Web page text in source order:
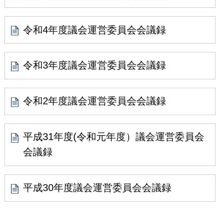
令和4年度議会運営委員会会議録
令和3年度議会運営委員会会議録
令和2年度議会運営委員会会議録
平成31年度(令和元年度）議会運営委員会
会議録
平成30年度議会運営委員会会議録